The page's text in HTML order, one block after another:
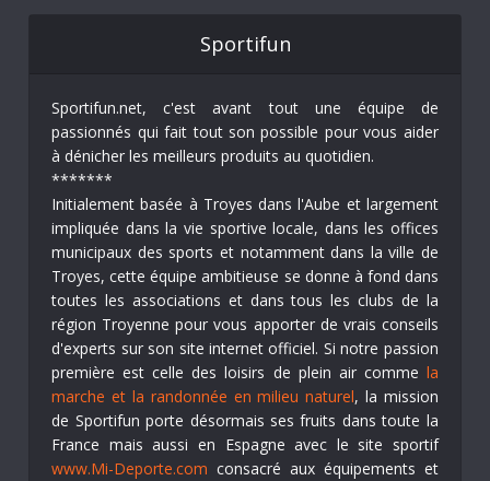
Sportifun
Sportifun.net, c'est avant tout une équipe de
passionnés qui fait tout son possible pour vous aider
à dénicher les meilleurs produits au quotidien.
*******
Initialement basée à Troyes dans l'Aube et largement
impliquée dans la vie sportive locale, dans les offices
municipaux des sports et notamment dans la ville de
Troyes, cette équipe ambitieuse se donne à fond dans
toutes les associations et dans tous les clubs de la
région Troyenne pour vous apporter de vrais conseils
d'experts sur son site internet officiel. Si notre passion
première est celle des loisirs de plein air comme la
marche et la randonnée en milieu naturel, la mission
de Sportifun porte désormais ses fruits dans toute la
France mais aussi en Espagne avec le site sportif
www.Mi-Deporte.com consacré aux équipements et